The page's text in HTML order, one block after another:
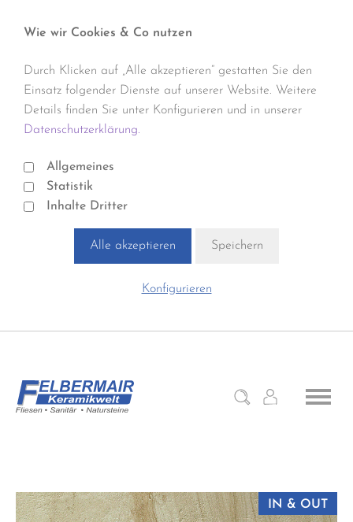
Wie wir Cookies & Co nutzen
Durch Klicken auf „Alle akzeptieren“ gestatten Sie den
Einsatz folgender Dienste auf unserer Website. Weitere
Details finden Sie unter Konfigurieren und in unserer
Datenschutzerklärung.
Allgemeines
Statistik
Inhalte Dritter
Alle akzeptieren Speichern
Konfigurieren
IN & OUT